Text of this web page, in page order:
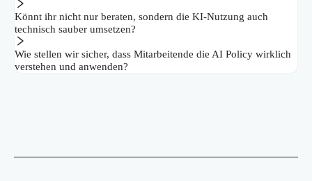
Könnt ihr nicht nur beraten, sondern die KI-Nutzung auch
technisch sauber umsetzen?
Wie stellen wir sicher, dass Mitarbeitende die AI Policy wirklich
verstehen und anwenden?